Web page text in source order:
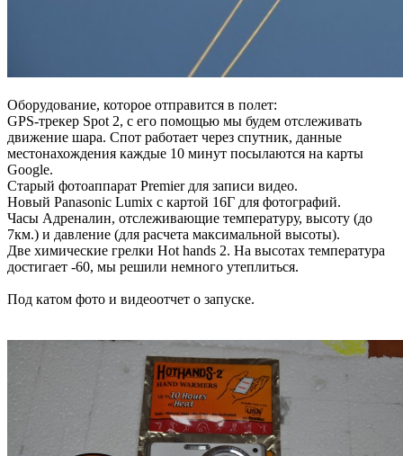
Оборудование, которое отправится в полет:
GPS-трекер Spot 2, с его помощью мы будем отслеживать
движение шара. Спот работает через спутник, данные
местонахождения каждые 10 минут посылаются на карты
Google.
Старый фотоаппарат Premier для записи видео.
Новый Panasonic Lumix с картой 16Г для фотографий.
Часы Адреналин, отслеживающие температуру, высоту (до
7км.) и давление (для расчета максимальной высоты).
Две химические грелки Hot hands 2. На высотах температура
достигает -60, мы решили немного утеплиться.
Под катом фото и видеоотчет о запуске.